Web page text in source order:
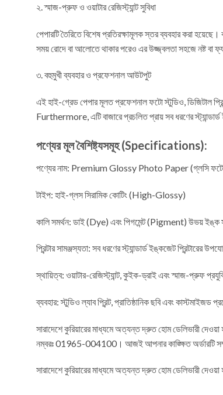
২. স্মাজ-প্রুফ ও ওয়াটার রেজিস্ট্যান্ট সুবিধা
পেপারটি তৈরিতে বিশেষ প্রতিরক্ষামূলক স্তর ব্যবহার করা
সময় রোদে বা আলোতে থাকার পরেও এর উজ্জ্বলতা সহজে নষ্ট বা
৩. বহুমুখী ব্যবহার ও প্রফেশনাল আউটপুট
এই হাই-গ্রেড পেপার মূলত প্রফেশনাল ফটো স্টুডিও, ডিজিটাল
Furthermore, এটি বাজারে প্রচলিত প্রায় সব ধরণের
পণ্যের মূল বৈশিষ্ট্যসমূহ (Specifications):
পণ্যের নাম: Premium Glossy Photo Paper (গ্লসি ফটো
টাইপ: হাই-গ্লস সিরামিক কোটিং (High-Glossy)
কালি সমর্থন: ডাই (Dye) এবং পিগমেন্ট (Pigment) উভয় ইঙ্ক
প্রিন্টার সামঞ্জস্যতা: সব ধরণের স্ট্যান্ডার্ড ইঙ্কজেট প্রিন্টারের
স্থায়িত্ব: ওয়াটার-রেজিস্ট্যান্ট, কুইক-ড্রাই এবং স্মাজ-প্রুফ
ব্যবহার: স্টুডিও ল্যাব প্রিন্ট, প্রাতিষ্ঠানিক ছবি এবং কাস্টমাইজড
সারাদেশে কুরিয়ারের মাধ্যমে অত্যন্ত দ্রুত হোম ডেলিভারী
নম্বরঃ 01965-004100। আজই আপনার কাঙ্ক্ষিত অর্ডারটি
সারাদেশে কুরিয়ারের মাধ্যমে অত্যন্ত দ্রুত হোম ডেলিভারী